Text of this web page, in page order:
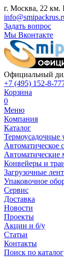
г. Москва, 22 км.
Задать вопрос
Мы Вконтакте
Официальный
+7 (495) 152-8-
Корзина
0
Меню
Компания
Каталог
Автоматическое
Конвейеры и
Загрузочные
Упаковочное
Сервис
Доставка
Новости
Проекты
Акции и б/у
Статьи
Контакты
Поиск по